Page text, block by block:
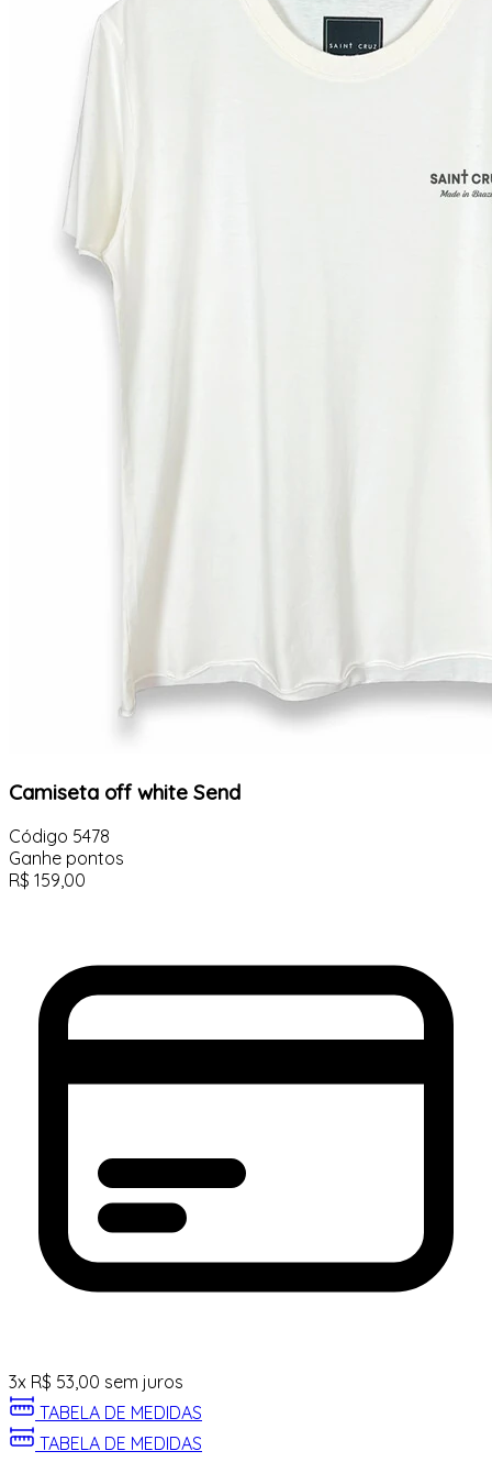
Camiseta off white Send
Código 5478
Ganhe pontos
R$ 159,00
3x R$ 53,00 sem juros
TABELA DE MEDIDAS
TABELA DE MEDIDAS